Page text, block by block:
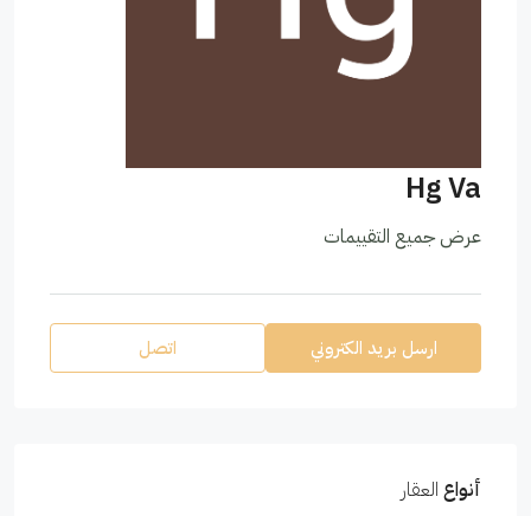
Hg Va
عرض جميع التقييمات
ارسل بريد الكتروني اتصل
أنواع العقار